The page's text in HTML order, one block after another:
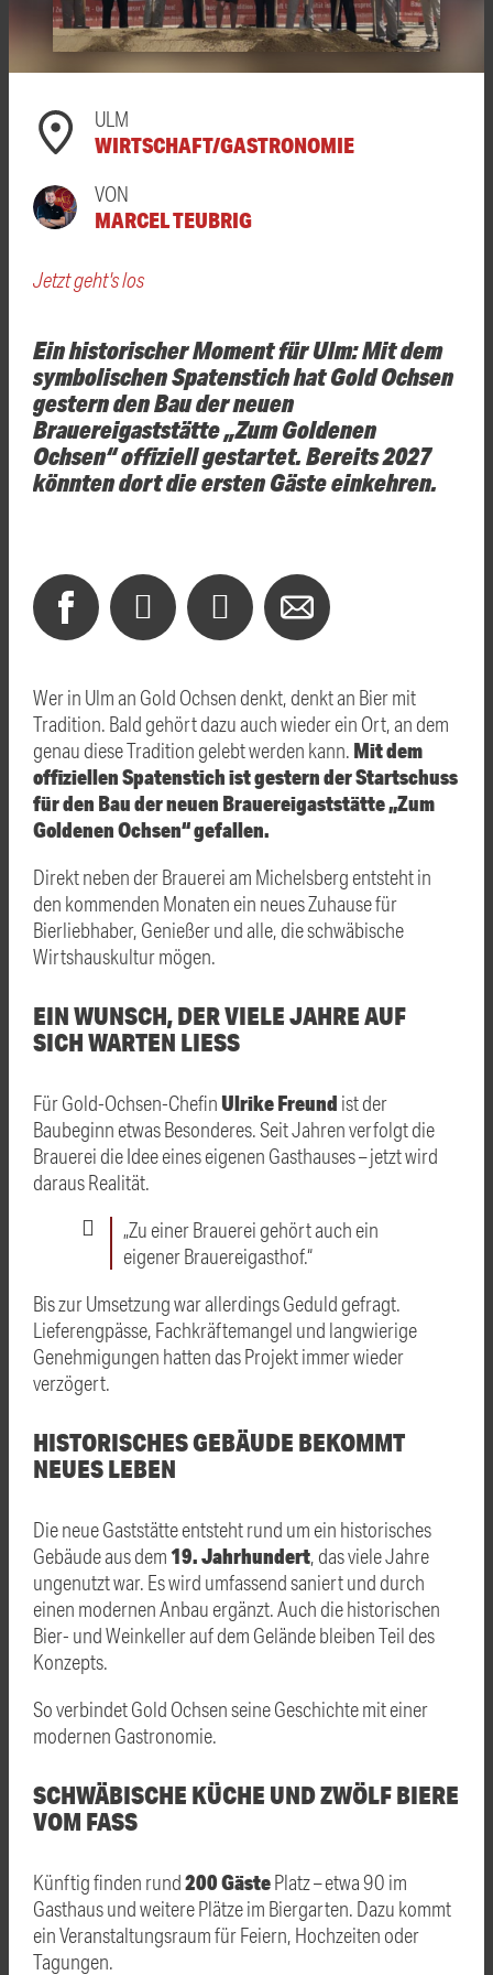
ULM
WIRTSCHAFT/GASTRONOMIE
VON
MARCEL TEUBRIG
Jetzt geht's los
Ein historischer Moment für Ulm: Mit dem
symbolischen Spatenstich hat Gold Ochsen
gestern den Bau der neuen
Brauereigaststätte „Zum Goldenen
Ochsen“ offiziell gestartet. Bereits 2027
könnten dort die ersten Gäste einkehren.
Wer in Ulm an Gold Ochsen denkt, denkt an Bier mit
Tradition. Bald gehört dazu auch wieder ein Ort, an dem
genau diese Tradition gelebt werden kann. Mit dem
offiziellen Spatenstich ist gestern der Startschuss
für den Bau der neuen Brauereigaststätte „Zum
Goldenen Ochsen“ gefallen.
Direkt neben der Brauerei am Michelsberg entsteht in
den kommenden Monaten ein neues Zuhause für
Bierliebhaber, Genießer und alle, die schwäbische
Wirtshauskultur mögen.
EIN WUNSCH, DER VIELE JAHRE AUF
SICH WARTEN LIESS
Für Gold-Ochsen-ChefinUlrike Freund ist der
Baubeginn etwas Besonderes. Seit Jahren verfolgt die
Brauerei die Idee eines eigenen Gasthauses – jetzt wird
daraus Realität.
„Zu einer Brauerei gehört auch ein
eigener Brauereigasthof.“
Bis zur Umsetzung war allerdings Geduld gefragt.
Lieferengpässe, Fachkräftemangel und langwierige
Genehmigungen hatten das Projekt immer wieder
verzögert.
HISTORISCHES GEBÄUDE BEKOMMT
NEUES LEBEN
Die neue Gaststätte entsteht rund um ein historisches
Gebäude aus dem19. Jahrhundert, das viele Jahre
ungenutzt war. Es wird umfassend saniert und durch
einen modernen Anbau ergänzt. Auch die historischen
Bier- und Weinkeller auf dem Gelände bleiben Teil des
Konzepts.
So verbindet Gold Ochsen seine Geschichte mit einer
modernen Gastronomie.
SCHWÄBISCHE KÜCHE UND ZWÖLF BIERE
VOM FASS
Künftig finden rund200 GästePlatz – etwa 90 im
Gasthaus und weitere Plätze im Biergarten. Dazu kommt
ein Veranstaltungsraum für Feiern, Hochzeiten oder
Tagungen.